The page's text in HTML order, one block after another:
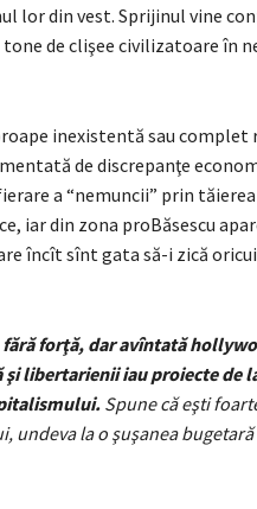
lor din vest. Sprijinul vine
de clişee civilizatoare în
inexistentă sau complet
de discrepanţe
a “nemuncii” prin
iar din zona proBăsescu
încît sînt gata să-i zică
fără forţă, dar avîntată
libertarienii iau proiecte de
Spune că eşti
undeva la o şuşanea